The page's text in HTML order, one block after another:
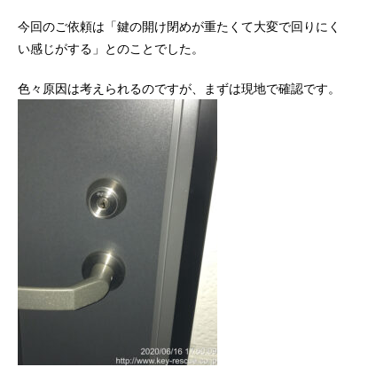
今回のご依頼は「鍵の開け閉めが重たくて大変で回りにく
い感じがする」とのことでした。
色々原因は考えられるのですが、まずは現地で確認です。